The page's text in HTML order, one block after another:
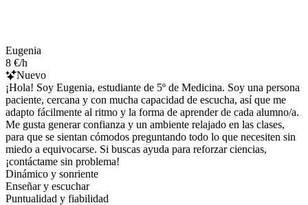
Eugenia
8 €/h
Nuevo
¡Hola! Soy Eugenia, estudiante de 5º de Medicina. Soy una persona
paciente, cercana y con mucha capacidad de escucha, así que me
adapto fácilmente al ritmo y la forma de aprender de cada alumno/a.
Me gusta generar confianza y un ambiente relajado en las clases,
para que se sientan cómodos preguntando todo lo que necesiten sin
miedo a equivocarse. Si buscas ayuda para reforzar ciencias,
¡contáctame sin problema!
Dinámico y sonriente
Enseñar y escuchar
Puntualidad y fiabilidad